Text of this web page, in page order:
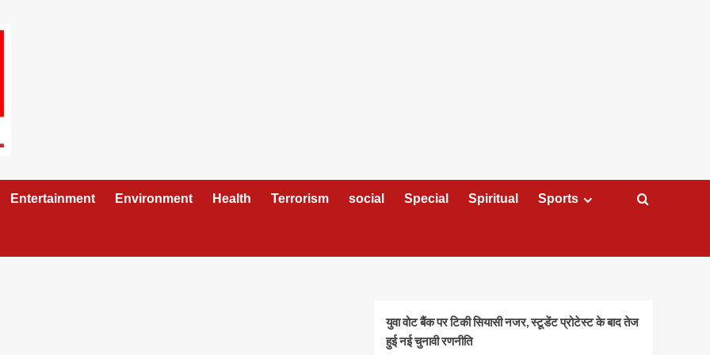
Entertainment Environment Health Terrorism social Special Spiritual Sports
युवा वोट बैंक पर टिकी सियासी नजर, स्टूडेंट प्रोटेस्ट के बाद तेज
हुई नई चुनावी रणनीति